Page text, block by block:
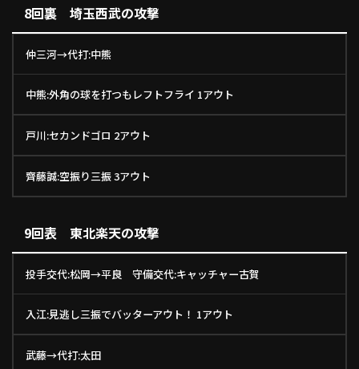
8回裏 埼玉西武の攻撃
仲三河→代打:中熊
中熊:外角の球を打つもレフトフライ 1アウト
戸川:セカンドゴロ 2アウト
齊藤誠:空振り三振 3アウト
9回表 東北楽天の攻撃
投手交代:松岡→平良 守備交代:キャッチャー古賀
入江:見逃し三振でバッターアウト！ 1アウト
武藤→代打:太田